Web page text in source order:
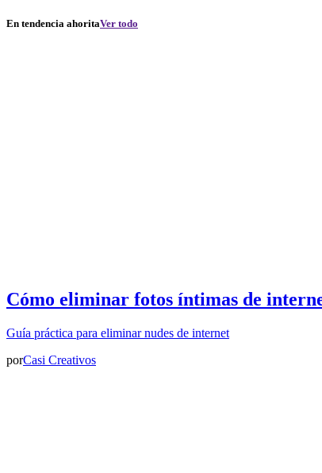
En tendencia ahoritaVer todo
Cómo eliminar fotos íntimas de
Guía práctica para eliminar nudes de internet
porCasi Creativos